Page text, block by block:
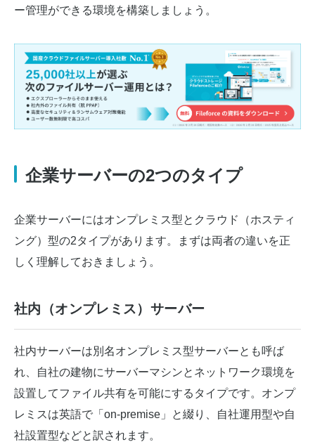
ー管理ができる環境を構築しましょう。
企業サーバーの2つのタイプ
企業サーバーにはオンプレミス型とクラウド（ホスティ
ング）型の2タイプがあります。まずは両者の違いを正
しく理解しておきましょう。
社内（オンプレミス）サーバー
社内サーバーは別名オンプレミス型サーバーとも呼ば
れ、自社の建物にサーバーマシンとネットワーク環境を
設置してファイル共有を可能にするタイプです。オンプ
レミスは英語で「on-premise」と綴り、自社運用型や自
社設置型などと訳されます。